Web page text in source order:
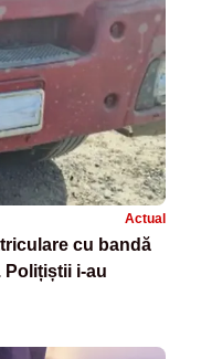
Actual
cu bandă
Polițiștii i-au